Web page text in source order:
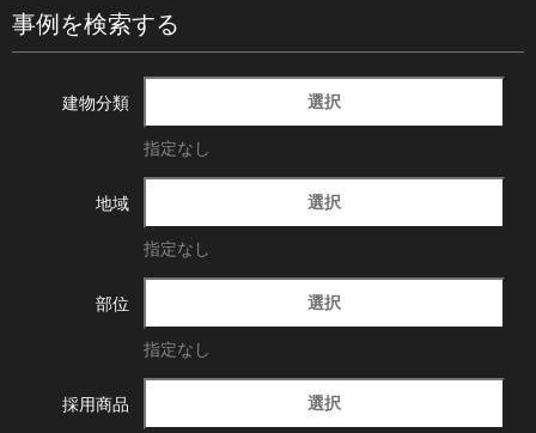
事例を検索する
建物分類 選択
指定なし
地域 選択
指定なし
部位 選択
指定なし
採用商品 選択